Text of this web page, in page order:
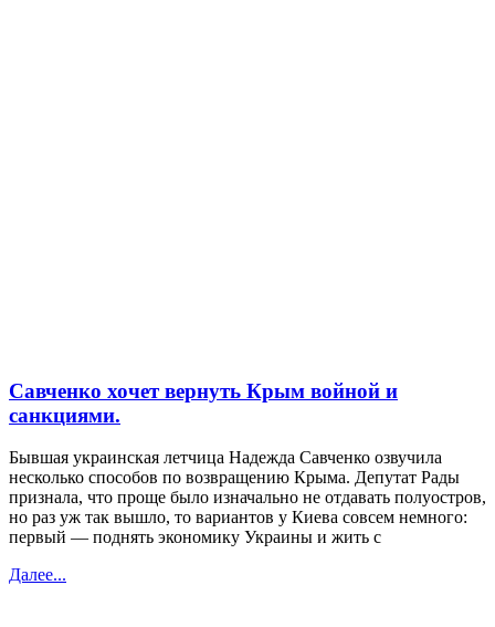
Савченко хочет вернуть Крым войной и
санкциями.
Бывшая украинская летчица Надежда Савченко озвучила
несколько способов по возвращению Крыма. Депутат Рады
признала, что проще было изначально не отдавать полуостров,
но раз уж так вышло, то вариантов у Киева совсем немного:
первый — поднять экономику Украины и жить с
Далее...